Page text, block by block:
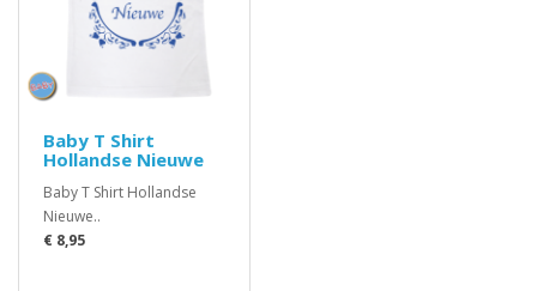
Baby T Shirt
Hollandse Nieuwe
Baby T Shirt Hollandse
Nieuwe..
€ 8,95